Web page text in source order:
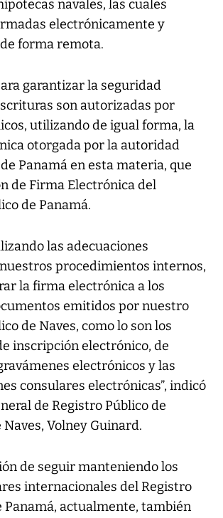
navales, las cuales
electrónicamente y
forma remota.
garantizar la seguridad
son autorizadas por
utilizando de igual forma, la
otorgada por la autoridad
Panamá en esta materia, que
de Firma Electrónica del
de Panamá.
las adecuaciones
procedimientos internos,
la firma electrónica a los
emitidos por nuestro
de Naves, como lo son los
inscripción electrónico, de
electrónicos y las
consulares electrónicas”, indicó
de Registro Público de
Volney Guinard.
de seguir manteniendo los
internacionales del Registro
Panamá, actualmente, también